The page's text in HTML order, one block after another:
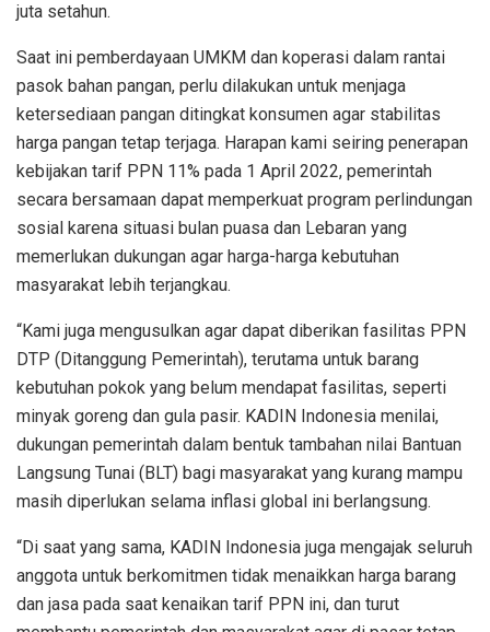
juta setahun.
Saat ini pemberdayaan UMKM dan koperasi dalam rantai
pasok bahan pangan, perlu dilakukan untuk menjaga
ketersediaan pangan ditingkat konsumen agar stabilitas
harga pangan tetap terjaga. Harapan kami seiring penerapan
kebijakan tarif PPN 11% pada 1 April 2022, pemerintah
secara bersamaan dapat memperkuat program perlindungan
sosial karena situasi bulan puasa dan Lebaran yang
memerlukan dukungan agar harga-harga kebutuhan
masyarakat lebih terjangkau.
“Kami juga mengusulkan agar dapat diberikan fasilitas PPN
DTP (Ditanggung Pemerintah), terutama untuk barang
kebutuhan pokok yang belum mendapat fasilitas, seperti
minyak goreng dan gula pasir. KADIN Indonesia menilai,
dukungan pemerintah dalam bentuk tambahan nilai Bantuan
Langsung Tunai (BLT) bagi masyarakat yang kurang mampu
masih diperlukan selama inflasi global ini berlangsung.
“Di saat yang sama, KADIN Indonesia juga mengajak seluruh
anggota untuk berkomitmen tidak menaikkan harga barang
dan jasa pada saat kenaikan tarif PPN ini, dan turut